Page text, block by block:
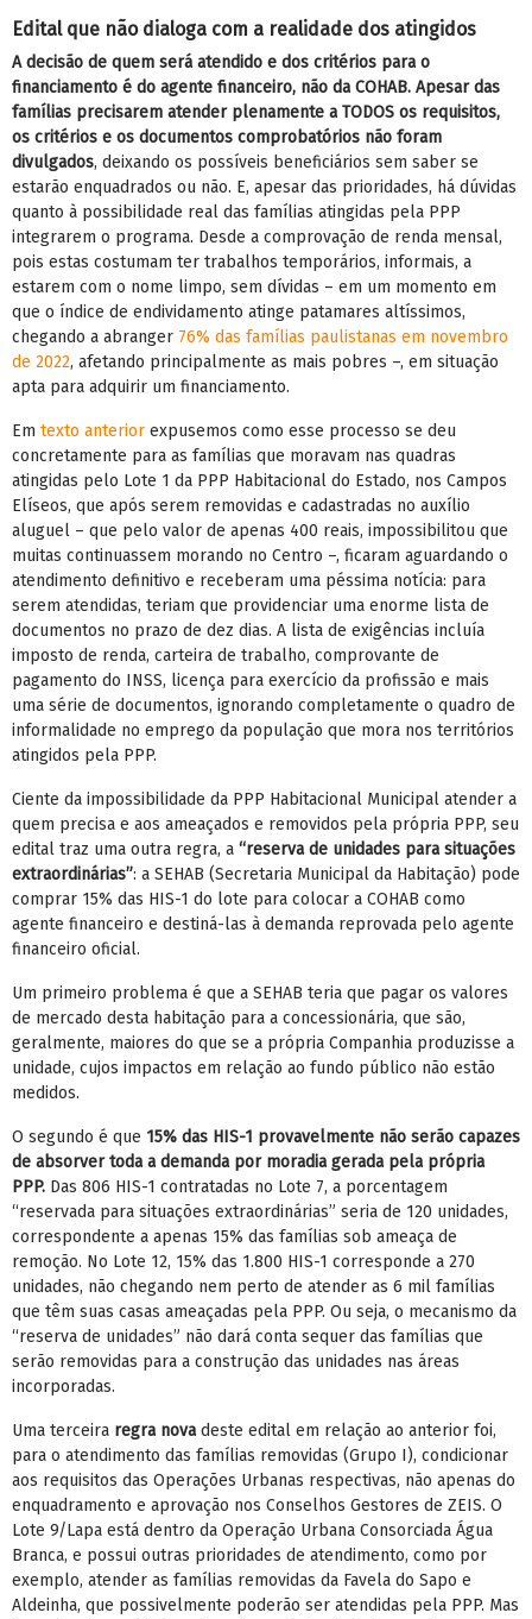
Edital que não dialoga com a realidade dos atingidos
A decisão de quem será atendido e dos critérios para o
financiamento é do agente financeiro, não da COHAB. Apesar das
famílias precisarem atender plenamente a TODOS os requisitos,
os critérios e os documentos comprobatórios não foram
divulgados, deixando os possíveis beneficiários sem saber se
estarão enquadrados ou não. E, apesar das prioridades, há dúvidas
quanto à possibilidade real das famílias atingidas pela PPP
integrarem o programa. Desde a comprovação de renda mensal,
pois estas costumam ter trabalhos temporários, informais, a
estarem com o nome limpo, sem dívidas – em um momento em
que o índice de endividamento atinge patamares altíssimos,
chegando a abranger 76% das famílias paulistanas em novembro
de 2022, afetando principalmente as mais pobres –, em situação
apta para adquirir um financiamento.
Em texto anterior expusemos como esse processo se deu
concretamente para as famílias que moravam nas quadras
atingidas pelo Lote 1 da PPP Habitacional do Estado, nos Campos
Elíseos, que após serem removidas e cadastradas no auxílio
aluguel – que pelo valor de apenas 400 reais, impossibilitou que
muitas continuassem morando no Centro –, ficaram aguardando o
atendimento definitivo e receberam uma péssima notícia: para
serem atendidas, teriam que providenciar uma enorme lista de
documentos no prazo de dez dias. A lista de exigências incluía
imposto de renda, carteira de trabalho, comprovante de
pagamento do INSS, licença para exercício da profissão e mais
uma série de documentos, ignorando completamente o quadro de
informalidade no emprego da população que mora nos territórios
atingidos pela PPP.
Ciente da impossibilidade da PPP Habitacional Municipal atender a
quem precisa e aos ameaçados e removidos pela própria PPP, seu
edital traz uma outra regra, a “reserva de unidades para situações
extraordinárias”: a SEHAB (Secretaria Municipal da Habitação) pode
comprar 15% das HIS-1 do lote para colocar a COHAB como
agente financeiro e destiná-las à demanda reprovada pelo agente
financeiro oficial.
Um primeiro problema é que a SEHAB teria que pagar os valores
de mercado desta habitação para a concessionária, que são,
geralmente, maiores do que se a própria Companhia produzisse a
unidade, cujos impactos em relação ao fundo público não estão
medidos.
O segundo é que 15% das HIS-1 provavelmente não serão capazes
de absorver toda a demanda por moradia gerada pela própria
PPP. Das 806 HIS-1 contratadas no Lote 7, a porcentagem
“reservada para situações extraordinárias” seria de 120 unidades,
correspondente a apenas 15% das famílias sob ameaça de
remoção. No Lote 12, 15% das 1.800 HIS-1 corresponde a 270
unidades, não chegando nem perto de atender as 6 mil famílias
que têm suas casas ameaçadas pela PPP. Ou seja, o mecanismo da
“reserva de unidades” não dará conta sequer das famílias que
serão removidas para a construção das unidades nas áreas
incorporadas.
Uma terceira regra novadeste edital em relação ao anterior foi,
para o atendimento das famílias removidas (Grupo I), condicionar
aos requisitos das Operações Urbanas respectivas, não apenas do
enquadramento e aprovação nos Conselhos Gestores de ZEIS. O
Lote 9/Lapa está dentro da Operação Urbana Consorciada Água
Branca, e possui outras prioridades de atendimento, como por
exemplo, atender as famílias removidas da Favela do Sapo e
Aldeinha, que possivelmente poderão ser atendidas pela PPP. Mas